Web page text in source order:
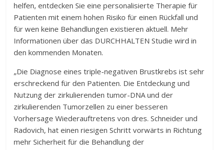
helfen, entdecken Sie eine personalisierte Therapie für
Patienten mit einem hohen Risiko für einen Rückfall und
für wen keine Behandlungen existieren aktuell. Mehr
Informationen über das DURCHHALTEN Studie wird in
den kommenden Monaten.
„Die Diagnose eines triple-negativen Brustkrebs ist sehr
erschreckend für den Patienten. Die Entdeckung und
Nutzung der zirkulierenden tumor-DNA und der
zirkulierenden Tumorzellen zu einer besseren
Vorhersage Wiederauftretens von dres. Schneider und
Radovich, hat einen riesigen Schritt vorwärts in Richtung
mehr Sicherheit für die Behandlung der